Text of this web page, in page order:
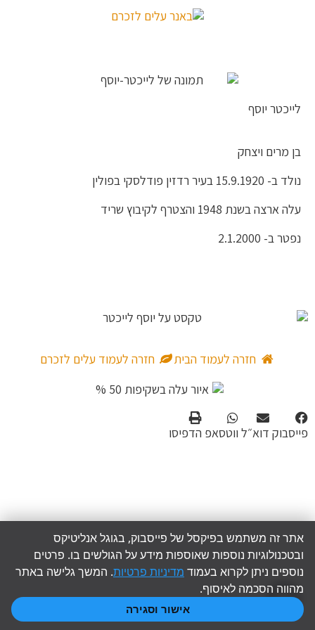
לייכטר יוסף
בן מרים ויצחק
נולד ב- 15.9.1920 בעיר רדזין פודלסקי בפולין
עלה ארצה בשנת 1948 והצטרף לקיבוץ שריד
נפטר ב- 2.1.2000
חזרה לעמוד הבית חזרה לעמוד עלים לזכרם
פייסבוק דוא״ל ווטסאפ הדפיסו
אתר זה משתמש בפיקסל של פייסבוק, בגוגל אנליטיקס
ובטכנולוגיות נוספות שאוספות מידע על הגולשים בו. פרטים
נוספים ניתן לקרוא בעמוד מדיניות פרטיות. המשך גלישה באתר
מהווה הסכמה לאיסוף.
אישור וסגירה גלילה
לראש